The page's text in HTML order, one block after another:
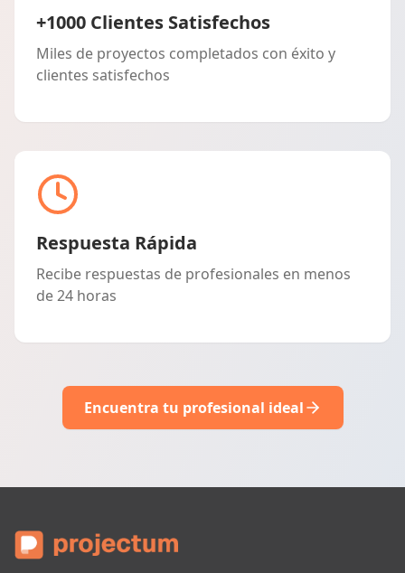
+1000 Clientes Satisfechos
Miles de proyectos completados con éxito y
clientes satisfechos
Respuesta Rápida
Recibe respuestas de profesionales en menos
de 24 horas
Encuentra tu profesional ideal